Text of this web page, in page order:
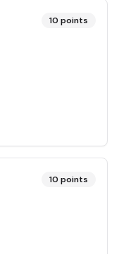
10 points
10 points